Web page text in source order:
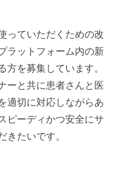
っていただくための改
ラットフォーム内の新
を募集しています。
ーと共に患者さんと医
適切に対応しながらあ
ピーディかつ安全にサ
たいです。